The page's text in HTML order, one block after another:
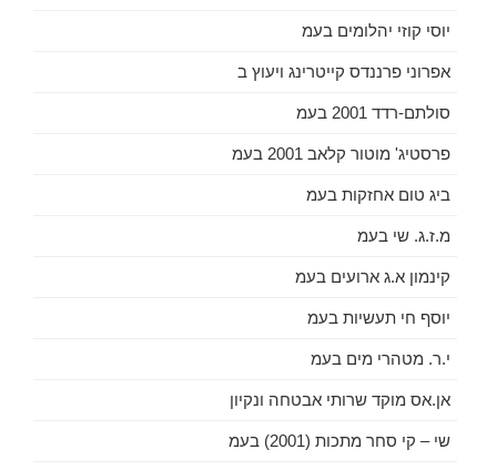
יוסי קוזי יהלומים בעמ
אפרוני פרננדס קייטרינג ויעוץ ב
סולתם-רדד 2001 בעמ
פרסטיג' מוטור קלאב 2001 בעמ
ביג טום אחזקות בעמ
מ.ז.ג. שי בעמ
קינמון א.ג ארועים בעמ
יוסף חי תעשיות בעמ
י.ר. מטהרי מים בעמ
אן.אס מוקד שרותי אבטחה ונקיון
שי – קי סחר מתכות (2001) בעמ